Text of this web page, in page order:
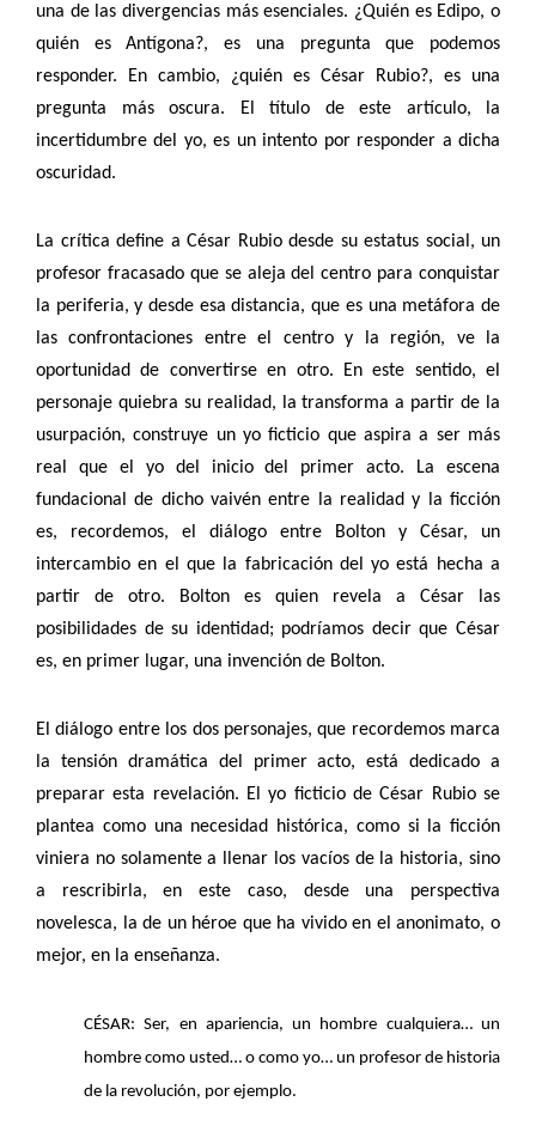
una de las divergencias más esenciales. ¿Quién es Edipo, o
quién es Antígona?, es una pregunta que podemos
responder. En cambio, ¿quién es César Rubio?, es una
pregunta más oscura. El título de este artículo, la
incertidumbre del yo, es un intento por responder a dicha
oscuridad.
La crítica define a César Rubio desde su estatus social, un
profesor fracasado que se aleja del centro para conquistar
la periferia, y desde esa distancia, que es una metáfora de
las confrontaciones entre el centro y la región, ve la
oportunidad de convertirse en otro. En este sentido, el
personaje quiebra su realidad, la transforma a partir de la
usurpación, construye un yo ficticio que aspira a ser más
real que el yo del inicio del primer acto. La escena
fundacional de dicho vaivén entre la realidad y la ficción
es, recordemos, el diálogo entre Bolton y César, un
intercambio en el que la fabricación del yo está hecha a
partir de otro. Bolton es quien revela a César las
posibilidades de su identidad; podríamos decir que César
es, en primer lugar, una invención de Bolton.
El diálogo entre los dos personajes, que recordemos marca
la tensión dramática del primer acto, está dedicado a
preparar esta revelación. El yo ficticio de César Rubio se
plantea como una necesidad histórica, como si la ficción
viniera no solamente a llenar los vacíos de la historia, sino
a rescribirla, en este caso, desde una perspectiva
novelesca, la de un héroe que ha vivido en el anonimato, o
mejor, en la enseñanza.
CÉSAR: Ser, en apariencia, un hombre cualquiera… un
hombre como usted… o como yo… un profesor de historia
de la revolución, por ejemplo.